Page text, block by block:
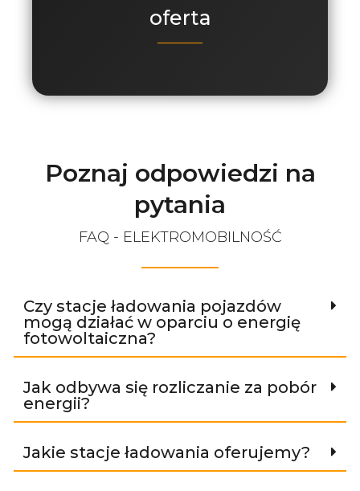
oferta
Poznaj odpowiedzi na
pytania
FAQ - ELEKTROMOBILNOŚĆ
Czy stacje ładowania pojazdów
mogą działać w oparciu o energię
fotowoltaiczna?
Jak odbywa się rozliczanie za pobór
energii?
Jakie stacje ładowania oferujemy?